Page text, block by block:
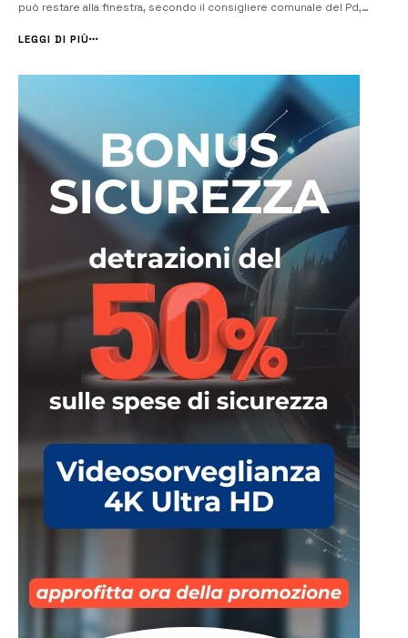
può restare alla finestra, secondo il consigliere comunale del Pd,
con i vertici del suo partito che siedono nei Palazzi del potere...
LEGGI DI PIÙ